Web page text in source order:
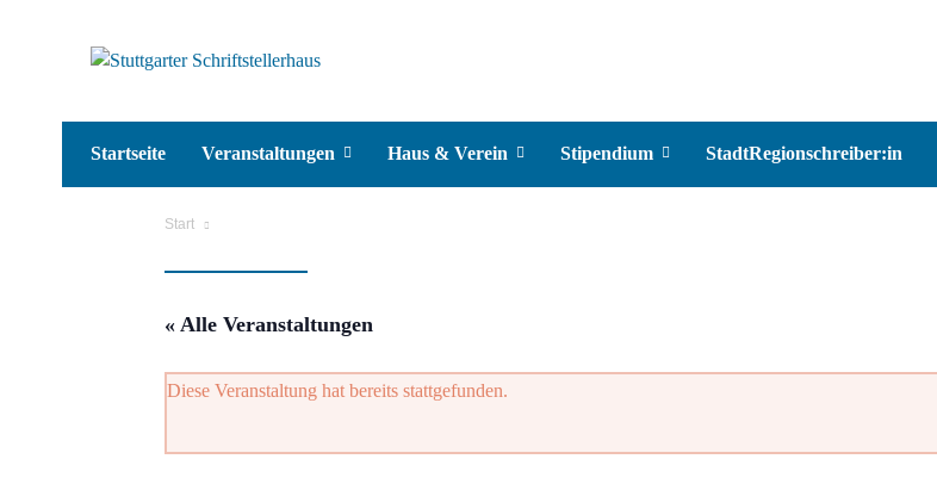
Startseite Veranstaltungen Haus & Verein Stipendium StadtRegionschreiber:in
Start
« Alle Veranstaltungen
Diese Veranstaltung hat bereits stattgefunden.